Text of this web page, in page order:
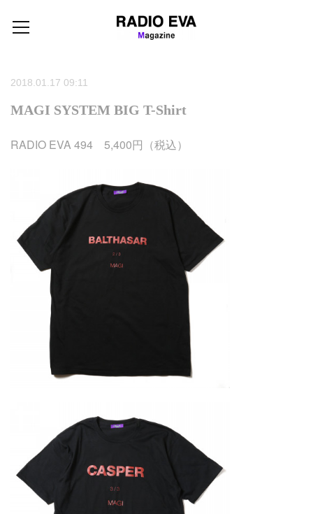
2018.01.17 09:11
MAGI SYSTEM BIG T-Shirt
RADIO EVA 494 5,400円（税込）